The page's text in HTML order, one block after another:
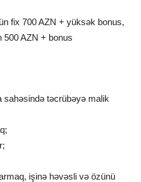
fix 700 AZN + yüksək bonus,
500 AZN + bonus
təcrübəyə malik
işinə həvəsli və özünü